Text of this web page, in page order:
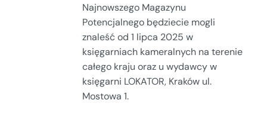
Najnowszego Magazynu
Potencjalnego będziecie mogli
znaleść od 1 lipca 2025 w
księgarniach kameralnych na terenie
całego kraju oraz u wydawcy w
księgarni LOKATOR, Kraków ul.
Mostowa 1.